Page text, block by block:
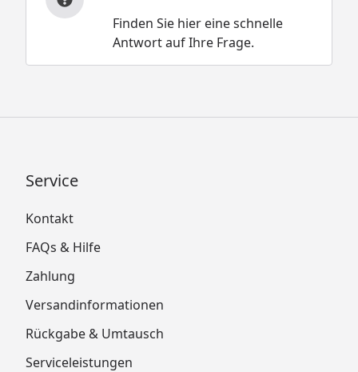
Finden Sie hier eine schnelle
Antwort auf Ihre Frage.
Service
Kontakt
FAQs & Hilfe
Zahlung
Versandinformationen
Rückgabe & Umtausch
Serviceleistungen